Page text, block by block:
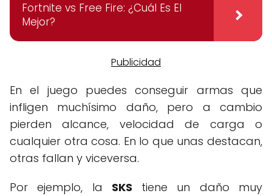
Fortnite vs Free Fire: ¿Cuál Es El
Mejor?
En el juego puedes conseguir armas que
infligen muchísimo daño, pero a cambio
pierden alcance, velocidad de carga o
cualquier otra cosa. En lo que unas destacan,
otras fallan y viceversa.
Por ejemplo, la SKS tiene un daño muy